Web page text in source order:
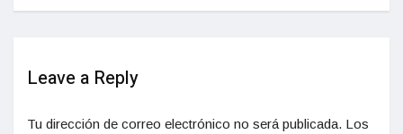
Leave a Reply
Tu dirección de correo electrónico no será publicada. Los